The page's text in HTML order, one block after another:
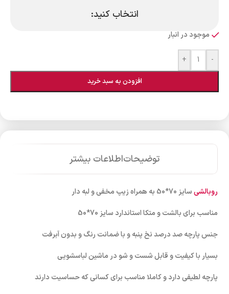
انتخاب کنید:
موجود در انبار
-
+
افزودن به سبد خرید
توضیحاتاطلاعات بیشتر
روبالشیسایز 70*50 به همراه زیپ مخفی و لبه دار
مناسب برای بالشت و متکا استاندارد سایز 70*50
جنس پارچه صد درصد نخ پنبه و با ضمانت رنگ و بدون آبرفت
بسیار با کیفیت و قابل شست و شو در ماشین لباسشویی
پارچه لطیفی دارد و کاملا مناسب برای کسانی که حساسیت دارند